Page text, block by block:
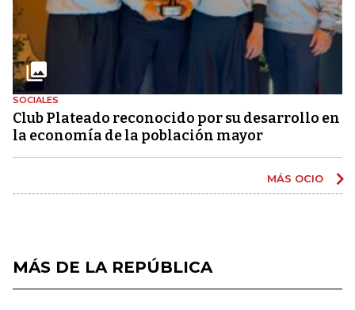
SOCIALES
Club Plateado reconocido por su desarrollo en
la economía de la población mayor
MÁS OCIO
MÁS DE LA REPÚBLICA